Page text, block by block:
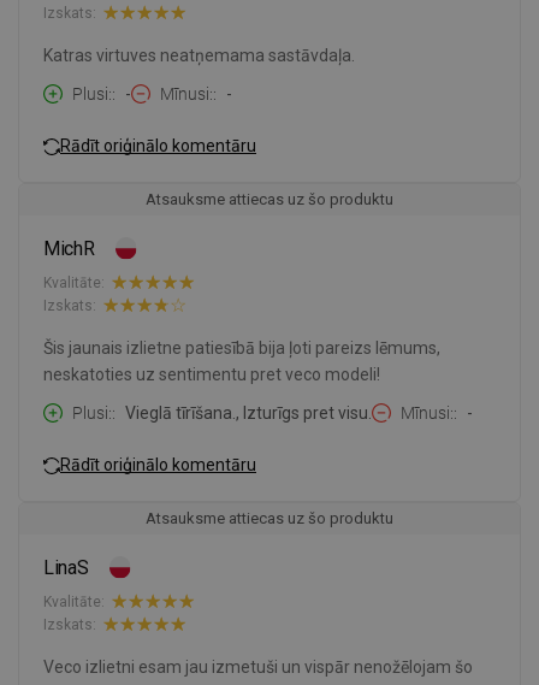
Izskats:
Katras virtuves neatņemama sastāvdaļa.
Plusi:
- Mīnusi: -
Rādīt oriģinālo komentāru
Atsauksme attiecas uz šo produktu
MichR
Kvalitāte:
Izskats:
Šis jaunais izlietne patiesībā bija ļoti pareizs lēmums,
neskatoties uz sentimentu pret veco modeli!
Plusi:
Vieglā tīrīšana., Izturīgs pret visu. Mīnusi: -
Rādīt oriģinālo komentāru
Atsauksme attiecas uz šo produktu
LinaS
Kvalitāte:
Izskats:
Veco izlietni esam jau izmetuši un vispār nenožēlojam šo